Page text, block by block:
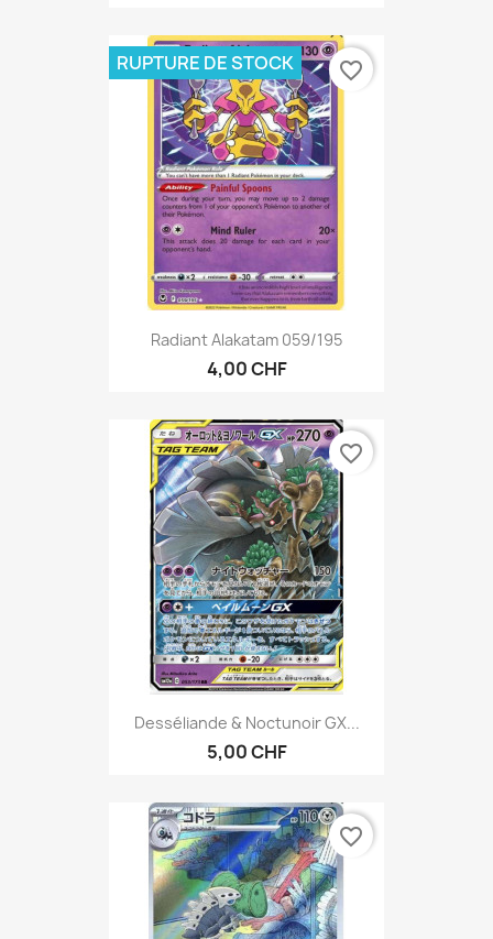
Radiant Alakatam 059/195
4,00 CHF
RUPTURE DE STOCK favorite_border
Desséliande & Noctunoir GX...
5,00 CHF
favorite_border
favorite_border